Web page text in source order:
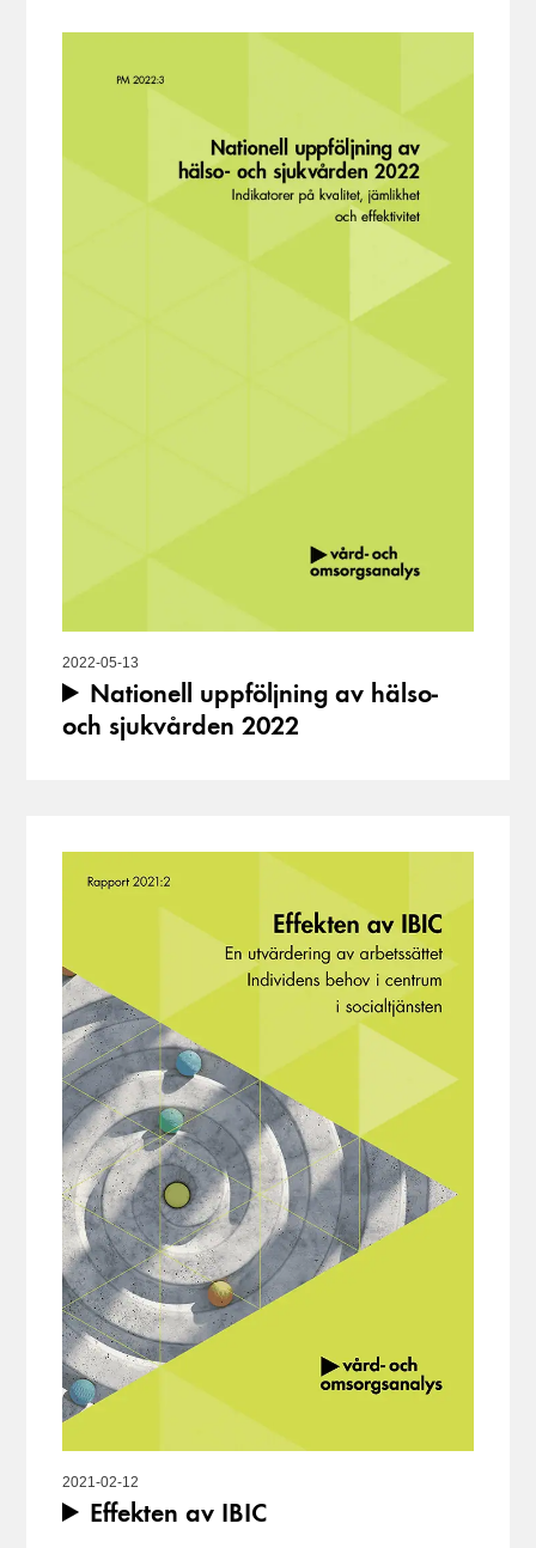
2022-05-13
Nationell uppföljning av hälso-
och sjukvården 2022
2021-02-12
Effekten av IBIC